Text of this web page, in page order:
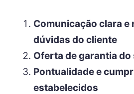
Comunicação clara e
dúvidas do cliente
Oferta de garantia
Pontualidade e
estabelecidos